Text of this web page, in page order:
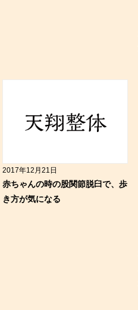
2017年12月21日
赤ちゃんの時の股関節脱臼で、歩
き方が気になる